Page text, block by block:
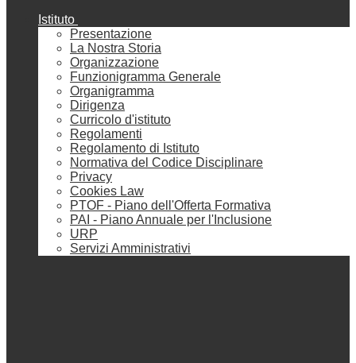
Istituto
Presentazione
La Nostra Storia
Organizzazione
Funzionigramma Generale
Organigramma
Dirigenza
Curricolo d'istituto
Regolamenti
Regolamento di Istituto
Normativa del Codice Disciplinare
Privacy
Cookies Law
PTOF - Piano dell'Offerta Formativa
PAI - Piano Annuale per l'Inclusione
URP
Servizi Amministrativi